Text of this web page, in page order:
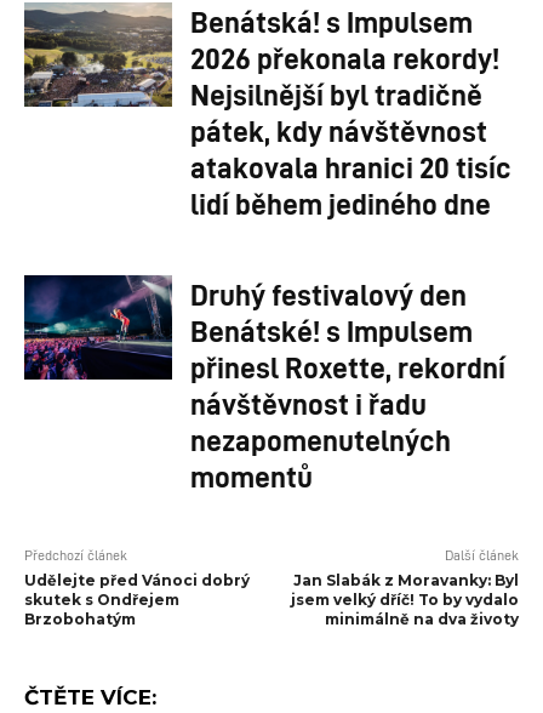
Benátská! s Impulsem
2026 překonala rekordy!
Nejsilnější byl tradičně
pátek, kdy návštěvnost
atakovala hranici 20 tisíc
lidí během jediného dne
Druhý festivalový den
Benátské! s Impulsem
přinesl Roxette, rekordní
návštěvnost i řadu
nezapomenutelných
momentů
Předchozí článek
Udělejte před Vánoci dobrý
skutek s Ondřejem
Brzobohatým
Další článek
Jan Slabák z Moravanky: Byl
jsem velký dříč! To by vydalo
minimálně na dva životy
ČTĚTE VÍCE: